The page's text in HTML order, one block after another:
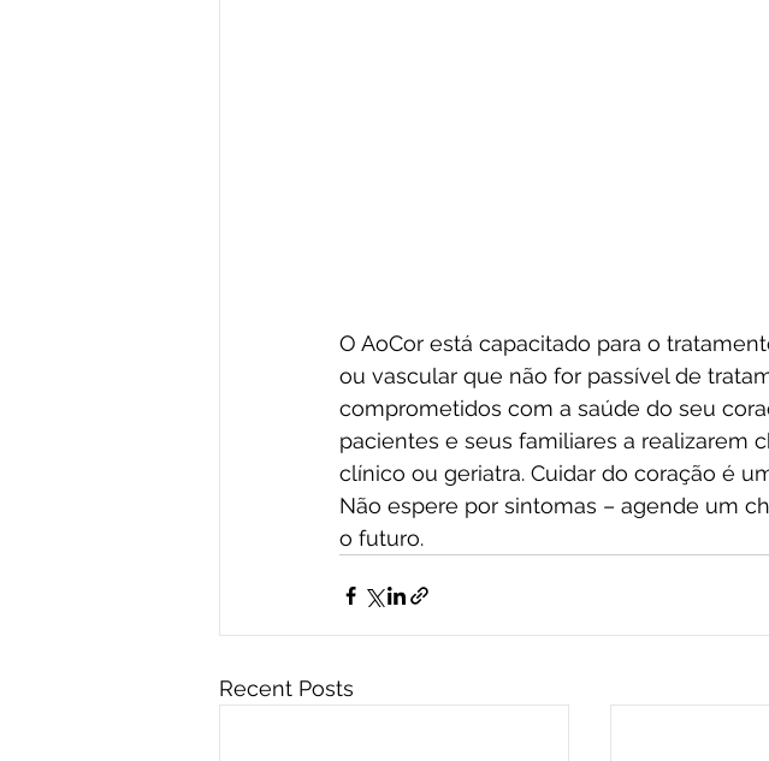
O AoCor está capacitado para o
ou vascular que não for passível de
comprometidos com a saúde do seu
pacientes e seus familiares a realizarem
clínico ou geriatra. Cuidar do coração é
Não espere por sintomas – agende um
o futuro.
Recent Posts